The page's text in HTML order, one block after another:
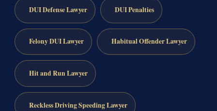
DUI Defense Lawyer DUI Penalties
Felony DUI Lawyer Habitual Offender Lawyer
Hit and Run Lawyer
Reckless Driving Speeding Lawyer